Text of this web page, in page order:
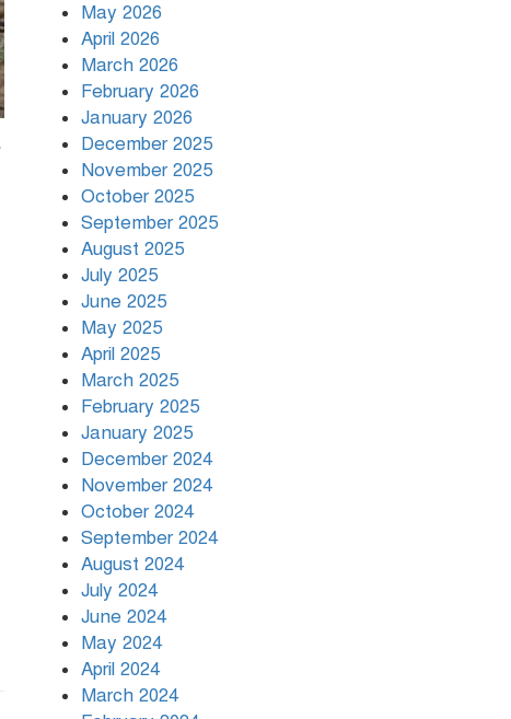
বৃষ্টি থামার নাম নেই, পথে পথে
May 2026
April 2026
March 2026
February 2026
January 2026
December 2025
November 2025
October 2025
September 2025
August 2025
July 2025
June 2025
May 2025
April 2025
March 2025
February 2025
January 2025
December 2024
November 2024
October 2024
September 2024
August 2024
July 2024
June 2024
May 2024
April 2024
March 2024